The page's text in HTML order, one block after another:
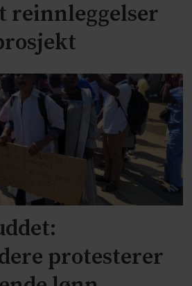
reinnleggelser
protesterer